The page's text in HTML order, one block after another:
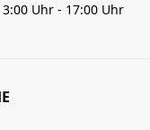
Uhr - 17:00 Uhr